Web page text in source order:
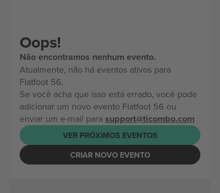
Oops!
Não encontramos nenhum evento.
Atualmente, não há eventos ativos para
Flatfoot 56.
Se você acha que isso está errado, você pode
adicionar um novo evento Flatfoot 56 ou
enviar um e-mail para support@ticombo.com
VER PRÓXIMOS EVENTOS
CRIAR NOVO EVENTO